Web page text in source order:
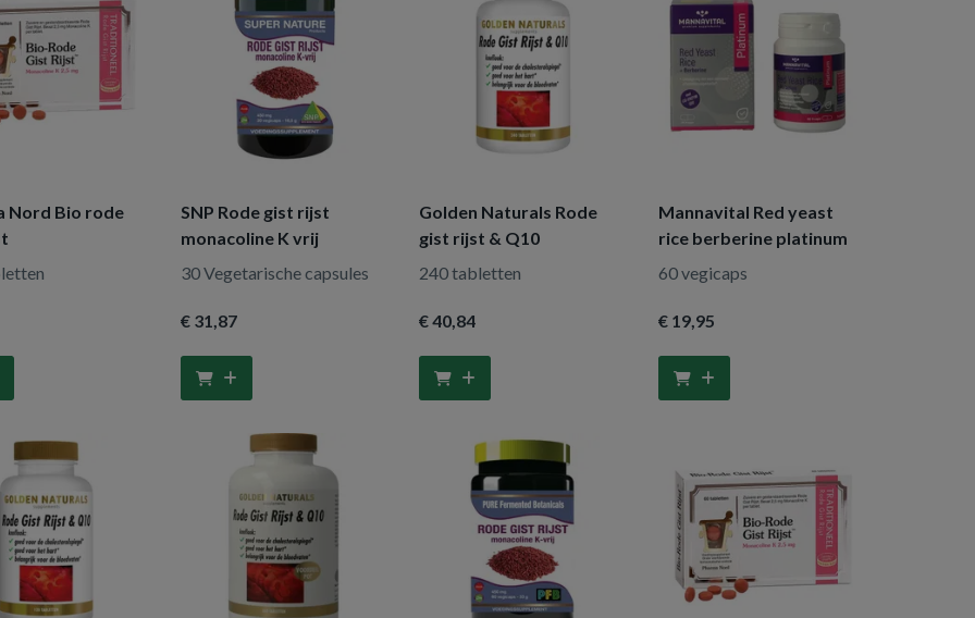
Nord Bio rode
SNP Rode gist rijst
monacoline K vrij
30 Vegetarische capsules
€ 31 ,87
Golden Naturals Rode
gist rijst & Q10
240 tabletten
€ 40 ,84
Mannavital Red yeast
rice berberine platinum
60 vegicaps
€ 19,95